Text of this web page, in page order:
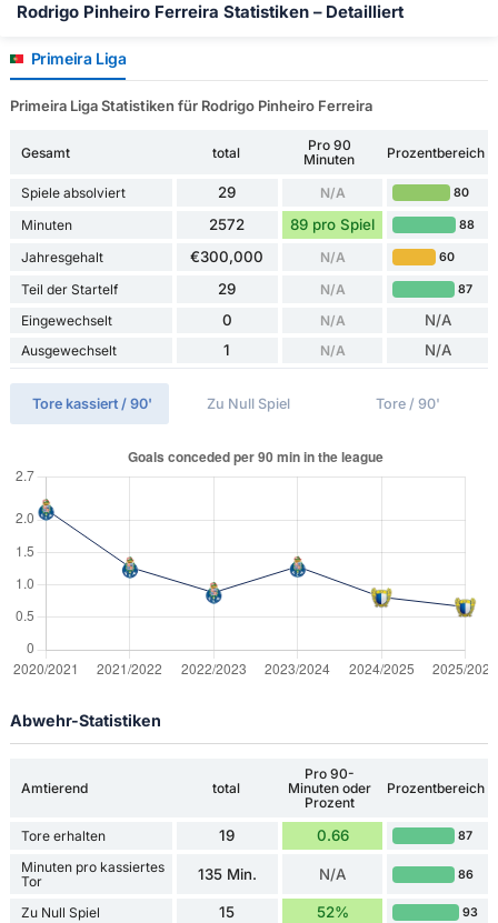
Rodrigo Pinheiro Ferreira Statistiken – Detailliert
Primeira Liga
Primeira Liga Statistiken für Rodrigo Pinheiro Ferreira
Gesamt total
Pro 90
Minuten
Prozentbereich
Spiele absolviert 29 N/A 80
Minuten 2572 89 pro Spiel 88
Jahresgehalt €300,000 N/A 60
Teil der Startelf 29 N/A 87
Eingewechselt 0 N/A N/A
Ausgewechselt 1 N/A N/A
Tore kassiert / 90' Zu Null Spiel Tore / 90'
Abwehr-Statistiken
Amtierend total
Pro 90-
Minuten oder
Prozent
Prozentbereich
Tore erhalten 19 0.66 87
Minuten pro kassiertes
Tor
135 Min. N/A 86
Zu Null Spiel 15 52% 93